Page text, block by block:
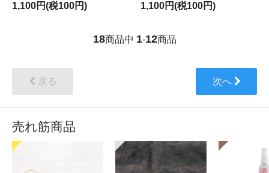
1,100円(税100円)
1,100円(税100円)
18商品中 1-12商品
戻る 次へ
売れ筋商品